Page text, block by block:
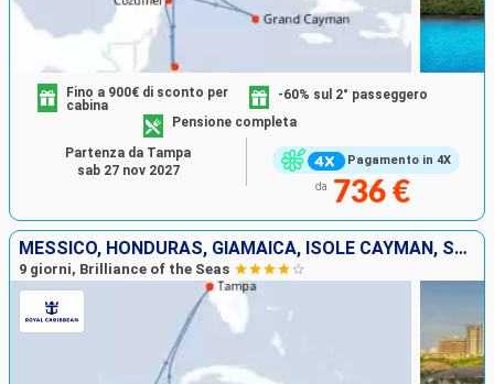
Pagamento in 4X
Fino a 900€ di sconto per
cabina
-60% sul 2° passeggero
Pensione completa
da 736 €
Partenza da Tampa
sab 27 nov 2027
MESSICO, HONDURAS, GIAMAICA, ISOLE CAYMAN, STATI UNITI
9 giorni, Brilliance of the Seas